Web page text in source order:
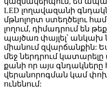
LED լողավազանի
մթնոլորտ ստեղծելու
լողում, դիմադրում են
պայծառ փայլել՝ անկախ
միանում զվարճանքին:
մեջ ներդրում
քանի որ այս
վերանորոգման կամ
ունենում: